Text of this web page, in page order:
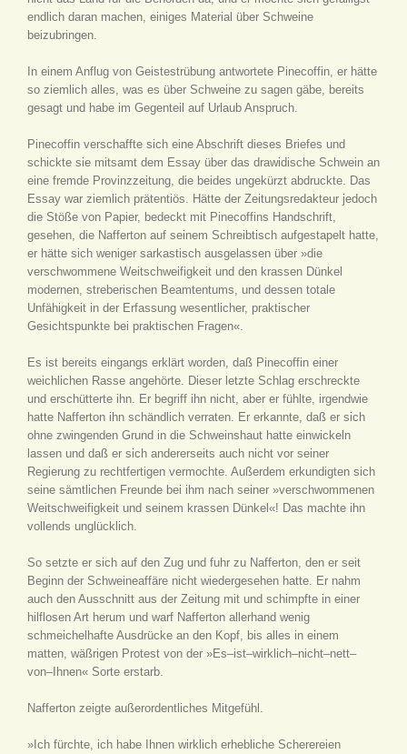
endlich daran machen, einiges Material über Schweine
beizubringen.
In einem Anflug von Geistestrübung antwortete Pinecoffin, er hätte
so ziemlich alles, was es über Schweine zu sagen gäbe, bereits
gesagt und habe im Gegenteil auf Urlaub Anspruch.
Pinecoffin verschaffte sich eine Abschrift dieses Briefes und
schickte sie mitsamt dem Essay über das drawidische Schwein an
eine fremde Provinzzeitung, die beides ungekürzt abdruckte. Das
Essay war ziemlich prätentiös. Hätte der Zeitungsredakteur jedoch
die Stöße von Papier, bedeckt mit Pinecoffins Handschrift,
gesehen, die Nafferton auf seinem Schreibtisch aufgestapelt hatte,
er hätte sich weniger sarkastisch ausgelassen über »die
verschwommene Weitschweifigkeit und den krassen Dünkel
modernen, streberischen Beamtentums, und dessen totale
Unfähigkeit in der Erfassung wesentlicher, praktischer
Gesichtspunkte bei praktischen Fragen«.
Es ist bereits eingangs erklärt worden, daß Pinecoffin einer
weichlichen Rasse angehörte. Dieser letzte Schlag erschreckte
und erschütterte ihn. Er begriff ihn nicht, aber er fühlte, irgendwie
hatte Nafferton ihn schändlich verraten. Er erkannte, daß er sich
ohne zwingenden Grund in die Schweinshaut hatte einwickeln
lassen und daß er sich andererseits auch nicht vor seiner
Regierung zu rechtfertigen vermochte. Außerdem erkundigten sich
seine sämtlichen Freunde bei ihm nach seiner »verschwommenen
Weitschweifigkeit und seinem krassen Dünkel«! Das machte ihn
vollends unglücklich.
So setzte er sich auf den Zug und fuhr zu Nafferton, den er seit
Beginn der Schweineaffäre nicht wiedergesehen hatte. Er nahm
auch den Ausschnitt aus der Zeitung mit und schimpfte in einer
hilflosen Art herum und warf Nafferton allerhand wenig
schmeichelhafte Ausdrücke an den Kopf, bis alles in einem
matten, wäßrigen Protest von der »Es–ist–wirklich–nicht–nett–
von–Ihnen« Sorte erstarb.
Nafferton zeigte außerordentliches Mitgefühl.
»Ich fürchte, ich habe Ihnen wirklich erhebliche Scherereien